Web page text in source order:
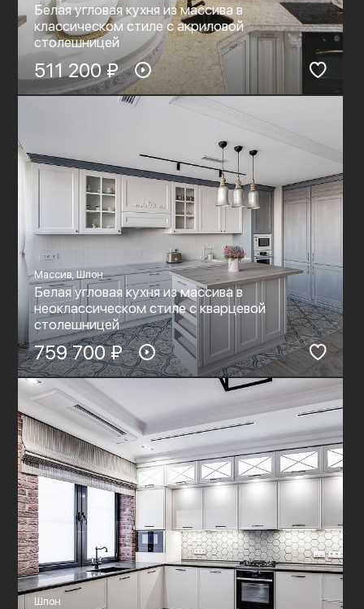
Белая угловая кухня из массива в
классическом стиле c акриловой
столешницей
511 200 ₽
Массив, Шпон
Белая угловая кухня из массива в
неоклассическом стиле с кварцевой
столешницей
759 700 ₽
Шпон